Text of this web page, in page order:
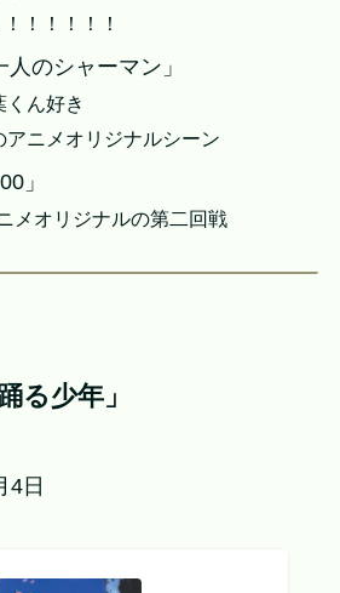
！！！！！
のシャーマン」
くん好き
アニメオリジナルシーン
」
メオリジナルの第二回戦
る少年」
4日